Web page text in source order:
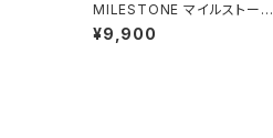
MILESTONE マイルストーン
Doo-Bop Hoody スティー
ルグレー
¥9,900